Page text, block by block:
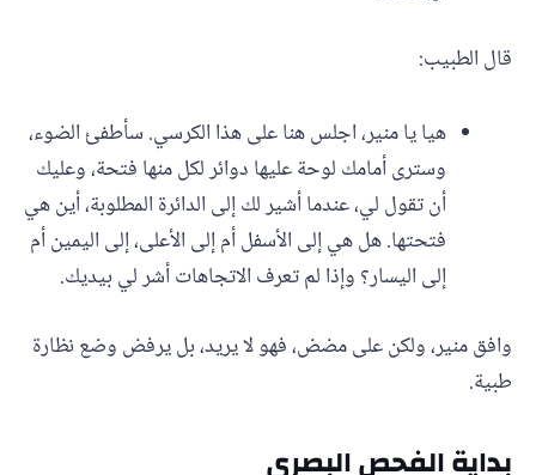
قال الطبيب:
هيا يا منير، اجلس هنا على هذا الكرسي. سأطفئ الضوء،
وسترى أمامك لوحة عليها دوائر لكل منها فتحة، وعليك
أن تقول لي، عندما أشير لك إلى الدائرة المطلوبة، أين هي
فتحتها. هل هي إلى الأسفل أم إلى الأعلى، إلى اليمين أم
إلى اليسار؟ وإذا لم تعرف الاتجاهات أشر لي بيديك.
وافق منير، ولكن على مضض، فهو لا يريد، بل يرفض وضع نظارة
طبية.
بداية الفحص البصري